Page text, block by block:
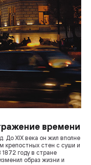
времени
До XIX века он жил вполне
стен с суши и
году в стране
образ жизни и